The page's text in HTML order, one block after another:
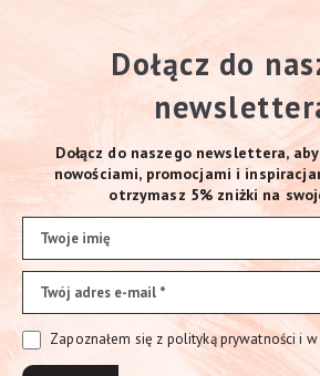
Dołącz do
Dołącz do naszego newslettera,
nowościami, promocjami i
otrzymasz 5% zniżki na
Zapoznałem się z polityką prywatności i w